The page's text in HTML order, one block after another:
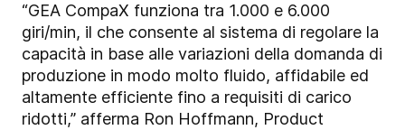
“GEA CompaX funziona tra 1.000 e 6.000
giri/min, il che consente al sistema di regolare la
capacità in base alle variazioni della domanda di
produzione in modo molto fluido, affidabile ed
altamente efficiente fino a requisiti di carico
ridotti,” afferma Ron Hoffmann, Product